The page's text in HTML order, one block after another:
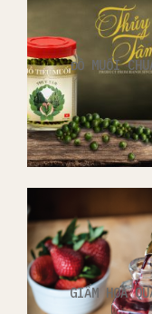
ĐỒ MUỐI
GIẤM HOA